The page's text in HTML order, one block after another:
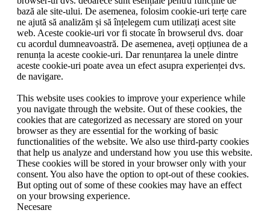
bază ale site-ului. De asemenea, folosim cookie-uri terțe care
ne ajută să analizăm și să înțelegem cum utilizați acest site
web. Aceste cookie-uri vor fi stocate în browserul dvs. doar
cu acordul dumneavoastră. De asemenea, aveți opțiunea de a
renunța la aceste cookie-uri. Dar renunțarea la unele dintre
aceste cookie-uri poate avea un efect asupra experienței dvs.
de navigare.
This website uses cookies to improve your experience while
you navigate through the website. Out of these cookies, the
cookies that are categorized as necessary are stored on your
browser as they are essential for the working of basic
functionalities of the website. We also use third-party cookies
that help us analyze and understand how you use this website.
These cookies will be stored in your browser only with your
consent. You also have the option to opt-out of these cookies.
But opting out of some of these cookies may have an effect
on your browsing experience.
Necesare